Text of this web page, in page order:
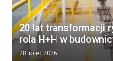
20 lat transformacji
rola H+H w
28 lipiec 2026